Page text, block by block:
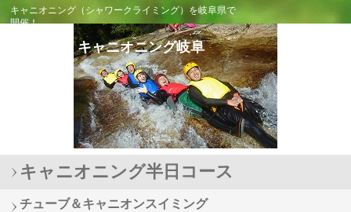
キャニオニング岐阜
キャニオニング（シャワークライミング）を岐阜県で
開催！
キャニオニング半日コース
チューブ＆キャニオンスイミング